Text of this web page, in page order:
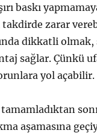
baskı
zarar
dikkatli
sağlar. Çünkü
yol açabilir.
aşamasına